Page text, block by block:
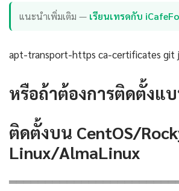
แนะนำเพิ่มเติม — เรียนเทรดกับ
apt-transport-https ca-certificates git
หรือถ้าต้องการติดตั้งแ
ติดตั้งบน CentOS/
Linux/AlmaLinux